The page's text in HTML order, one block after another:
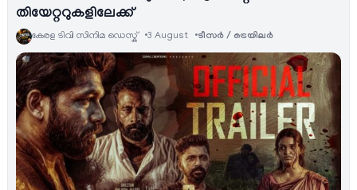
തിയേറ്ററുകളിലേക്ക്
കേരള ടിവി സിനിമ ഡെസ്ക് 3 August ടീസര്‍ / ട്രെയിലര്‍